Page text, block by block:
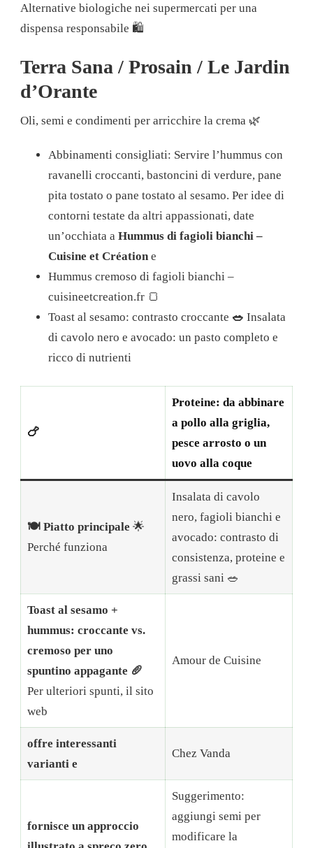
Alternative biologiche nei supermercati per una
dispensa responsabile 🛍️
Terra Sana / Prosain / Le Jardin
d’Orante
Oli, semi e condimenti per arricchire la crema 🌿
Abbinamenti consigliati: Servire l’hummus con
ravanelli croccanti, bastoncini di verdure, pane
pita tostato o pane tostato al sesamo. Per idee di
contorni testate da altri appassionati, date
un’occhiata a Hummus di fagioli bianchi –
Cuisine et Créatione
Hummus cremoso di fagioli bianchi –
cuisineetcreation.fr 🍞
Toast al sesamo: contrasto croccante 🥗 Insalata
di cavolo nero e avocado: un pasto completo e
ricco di nutrienti
🍗
Proteine: da abbinare
a pollo alla griglia,
pesce arrosto o un
uovo alla coque
🍽️ Piatto principale 🌟
Perché funziona
Insalata di cavolo
nero, fagioli bianchi e
avocado: contrasto di
consistenza, proteine ​​e
grassi sani 🥗
Toast al sesamo +
hummus: croccante vs.
cremoso per uno
spuntino appagante 🥖
Per ulteriori spunti, il sito
web
Amour de Cuisine
offre interessanti
varianti e
Chez Vanda
fornisce un approccio
Suggerimento:
aggiungi semi per
modificare la